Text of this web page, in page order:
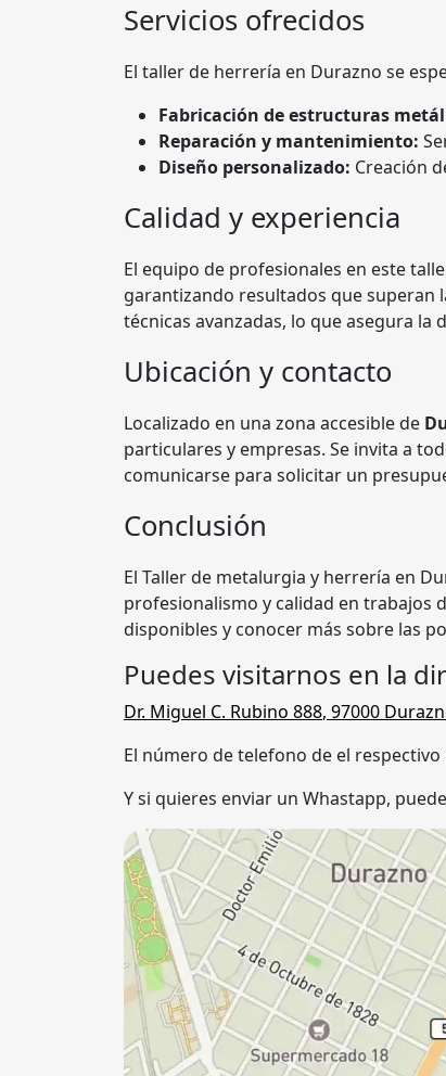
Servicios ofrecidos
El taller de herrería en Durazno se
Fabricación de estructuras
Reparación y mantenimiento:
Diseño personalizado: Creación
Calidad y experiencia
El equipo de profesionales en este
garantizando resultados que superan
técnicas avanzadas, lo que asegura
Ubicación y contacto
Localizado en una zona accesible de
particulares y empresas. Se invita a
comunicarse para solicitar un
Conclusión
El Taller de metalurgia y herrería en
profesionalismo y calidad en trabajos
disponibles y conocer más sobre las
Puedes visitarnos en la
Dr. Miguel C. Rubino 888, 97000
El número de telefono de el respectivo
Y si quieres enviar un Whastapp,